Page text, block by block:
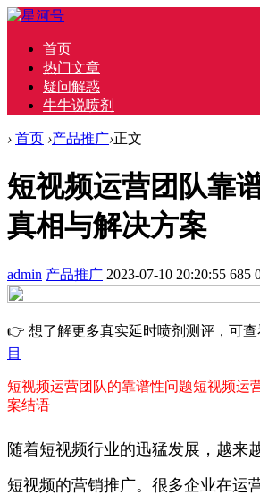
首页
热门文章
疑问解惑
牛牛说喷剂
› 首页 ›产品推广›正文
短视频运营团队靠
真相与解决方案
admin 产品推广 2023-07-10 20:20:55 685
👉 想了解更多真实延时喷剂测评，可查
目
短视频运营团队的靠谱性问题短视频运
案结语
随着短视频行业的迅猛发展，越来
短视频的营销推广。很多企业在运